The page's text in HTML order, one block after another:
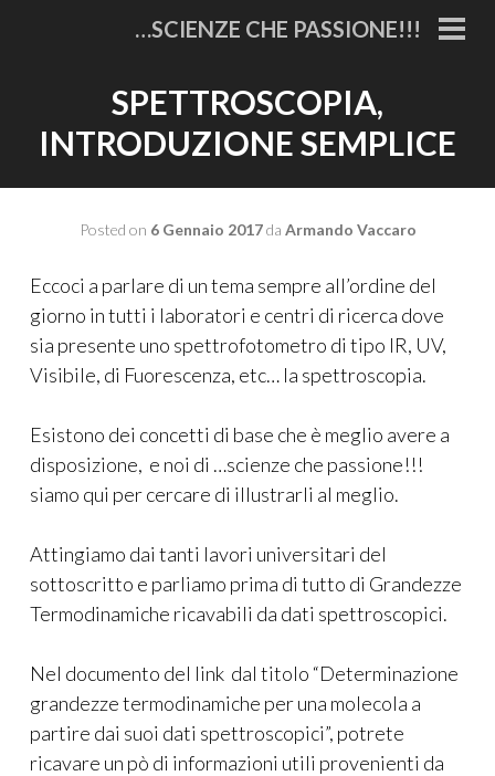
…SCIENZE CHE PASSIONE!!!
SPETTROSCOPIA,
INTRODUZIONE SEMPLICE
Posted on 6 Gennaio 2017da Armando Vaccaro
Eccoci a parlare di un tema sempre all’ordine del
giorno in tutti i laboratori e centri di ricerca dove
sia presente uno spettrofotometro di tipo IR, UV,
Visibile, di Fuorescenza, etc… la spettroscopia.
Esistono dei concetti di base che è meglio avere a
disposizione, e noi di …scienze che passione!!!
siamo qui per cercare di illustrarli al meglio.
Attingiamo dai tanti lavori universitari del
sottoscritto e parliamo prima di tutto di Grandezze
Termodinamiche ricavabili da dati spettroscopici.
Nel documento del link dal titolo “Determinazione
grandezze termodinamiche per una molecola a
partire dai suoi dati spettroscopici”, potrete
ricavare un pò di informazioni utili provenienti da